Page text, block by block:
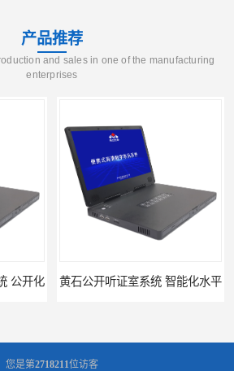
产品推荐
and sales in one of the manufacturing
enterprises
化水平 黑龙江数字法庭模拟厂家
您是第2718211位访客